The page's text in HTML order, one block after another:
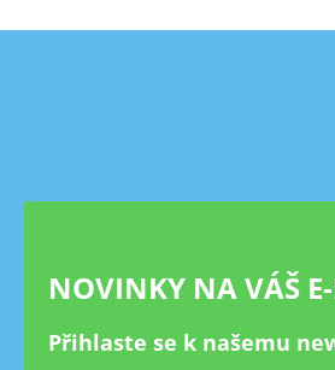
Z
NOVINKY NA VÁŠ
Přihlaste se k našemu